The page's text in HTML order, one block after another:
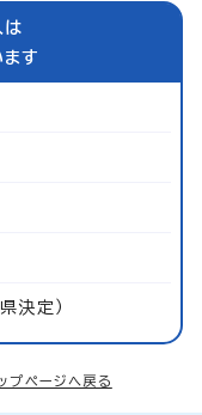
は
す
決定）
プページへ戻る